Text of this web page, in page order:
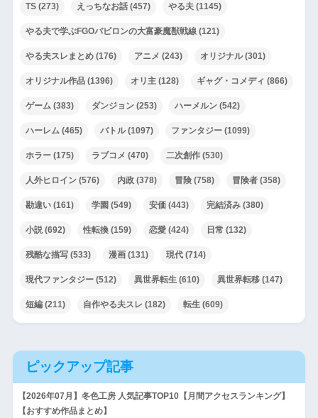
TS(273) えっちなお話(457) やる夫(1145)
やる夫で学ぶFGOバビロンの大富豪魔獣戦線(121)
やる夫スレまとめ(176) アニメ (243) オリジナル(301)
オリジナル作品(1396) オリ主(128) ギャグ・コメディ (866)
ゲーム (383) ダンジョン(253) ハーメルン(542)
ハーレム (465) バトル(1097) ファンタジー(1099)
ホラー(175) ラブコメ (470) 二次創作(530)
人外ヒロイン(576) 内政(378) 冒険(758) 冒険者(358)
勘違い(161) 学園 (549) 安価(443) 完結済み(380)
小説(692) 性転換(159) 恋愛(424) 日常 (132)
残酷な描写(533) 漫画(131) 現代(714)
現代ファンタジー(512) 異世界転生(610) 異世界転移(147)
短編(211) 自作やる夫スレ (182) 転生(609)
ピックアップ記事
【2026年07月】冬色工房 人気記事TOP10【月間アクセスランキング】
【おすすめ作品まとめ】